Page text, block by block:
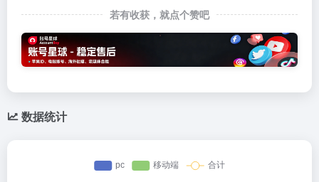
若有收获，就点个赞吧
数据统计